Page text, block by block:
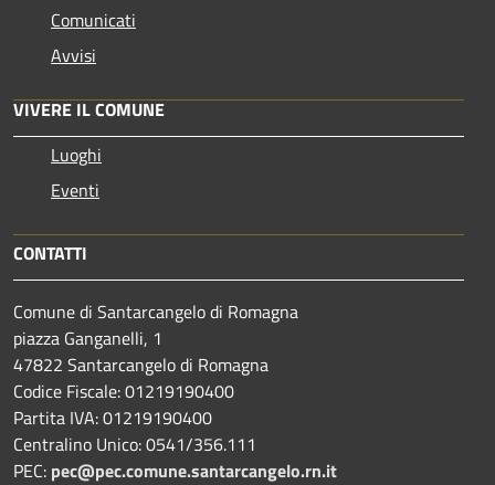
Comunicati
Avvisi
VIVERE IL COMUNE
Luoghi
Eventi
CONTATTI
Comune di Santarcangelo di Romagna
piazza Ganganelli, 1
47822 Santarcangelo di Romagna
Codice Fiscale: 01219190400
Partita IVA: 01219190400
Centralino Unico: 0541/356.111
PEC: pec@pec.comune.santarcangelo.rn.it